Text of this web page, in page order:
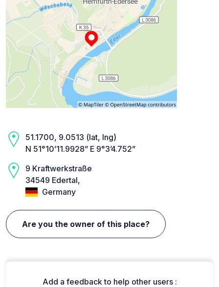
51.1700, 9.0513 (lat, lng)
N 51°10’11.9928” E 9°3’4.752”
9 Kraftwerkstraße
34549 Edertal,
Germany
Are you the owner of this place?
Add a feedback to help other users :